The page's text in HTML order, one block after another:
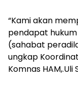
“Kami akan
pendapat
(sahabat
ungkap
Komnas HAM,.Uli